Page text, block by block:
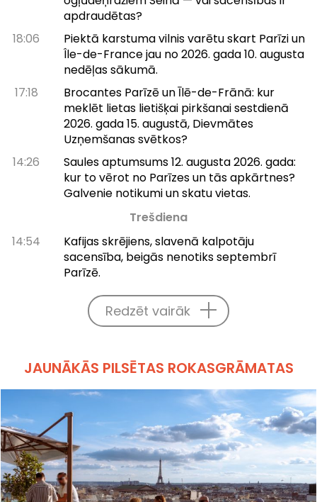
apdraudētas?
18:06
Piektā karstuma vilnis varētu skart Parīzi un
Île-de-France jau no 2026. gada 10. augusta
nedēļas sākumā.
17:18
Brocantes Parīzē un Īlē-de-Frānā: kur
meklēt lietas lietišķai pirkšanai sestdienā
2026. gada 15. augustā, Dievmātes
Uzņemšanas svētkos?
14:26
Saules aptumsums 12. augusta 2026. gada:
kur to vērot no Parīzes un tās apkārtnes?
Galvenie notikumi un skatu vietas.
Trešdiena
14:54
Kafijas skrējiens, slavenā kalpotāju
sacensība, beigās nenotiks septembrī
Parīzē.
Redzēt vairāk
JAUNĀKĀS PILSĒTAS ROKASGRĀMATAS